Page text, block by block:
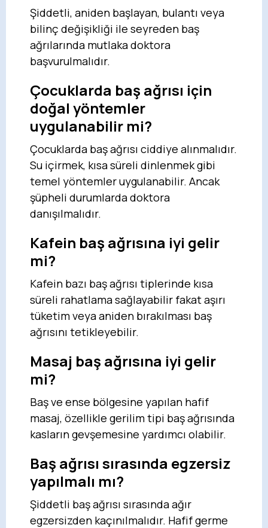
Şiddetli, aniden başlayan, bulantı veya
bilinç değişikliği ile seyreden baş
ağrılarında mutlaka doktora
başvurulmalıdır.
Çocuklarda baş ağrısı için
doğal yöntemler
uygulanabilir mi?
Çocuklarda baş ağrısı ciddiye alınmalıdır.
Su içirmek, kısa süreli dinlenmek gibi
temel yöntemler uygulanabilir. Ancak
şüpheli durumlarda doktora
danışılmalıdır.
Kafein baş ağrısına iyi gelir
mi?
Kafein bazı baş ağrısı tiplerinde kısa
süreli rahatlama sağlayabilir fakat aşırı
tüketim veya aniden bırakılması baş
ağrısını tetikleyebilir.
Masaj baş ağrısına iyi gelir
mi?
Baş ve ense bölgesine yapılan hafif
masaj, özellikle gerilim tipi baş ağrısında
kasların gevşemesine yardımcı olabilir.
Baş ağrısı sırasında egzersiz
yapılmalı mı?
Şiddetli baş ağrısı sırasında ağır
egzersizden kaçınılmalıdır. Hafif germe